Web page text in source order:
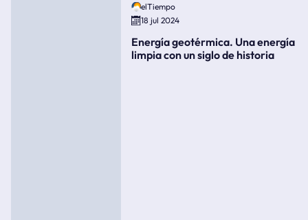
elTiempo
18 jul 2024
Energía geotérmica. Una energía
limpia con un siglo de historia